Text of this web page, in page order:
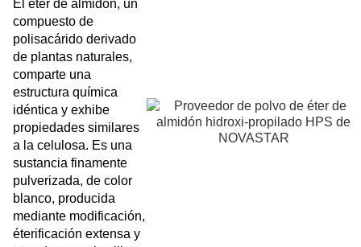
El éter de almidón, un
compuesto de
polisacárido derivado
de plantas naturales,
comparte una
estructura química
idéntica y exhibe
propiedades similares
a la celulosa. Es una
sustancia finamente
pulverizada, de color
blanco, producida
mediante modificación,
éterificación extensa y